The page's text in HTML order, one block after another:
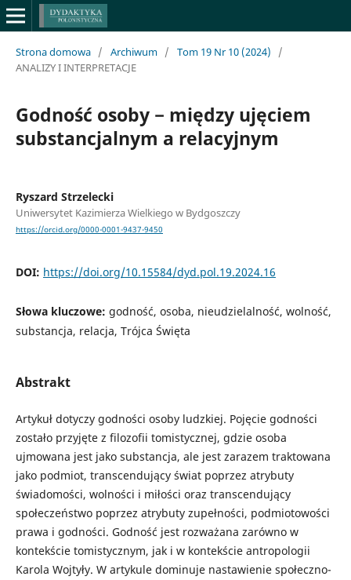
Strona domowa / Archiwum / Tom 19 Nr 10 (2024)
/
ANALIZY I INTERPRETACJE
Godność osoby − między ujęciem
substancjalnym a relacyjnym
Ryszard Strzelecki
Uniwersytet Kazimierza Wielkiego w Bydgoszczy
https://orcid.org/0000-0001-9437-9450
DOI: https://doi.org/10.15584/dyd.pol.19.2024.16
Słowa kluczowe: godność, osoba, nieudzielalność, wolność,
substancja, relacja, Trójca Święta
Abstrakt
Artykuł dotyczy godności osoby ludzkiej. Pojęcie godności
zostało przyjęte z filozofii tomistycznej, gdzie osoba
ujmowana jest jako substancja, ale jest zarazem traktowana
jako podmiot, transcendujący świat poprzez atrybuty
świadomości, wolności i miłości oraz transcendujący
społeczeństwo poprzez atrybuty zupełności, podmiotowości
prawa i godności. Godność jest rozważana zarówno w
kontekście tomistycznym, jak i w kontekście antropologii
Karola Wojtyły. W artykule dominuje nastawienie społeczno-